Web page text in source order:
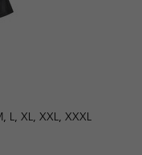
L, XL, XXL, XXXL